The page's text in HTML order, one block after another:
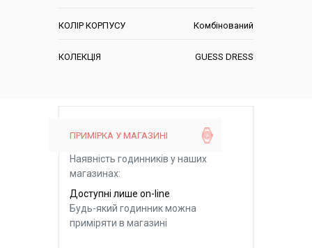
КОЛІР КОРПУСУ Комбінований
КОЛЕКЦІЯ GUESS DRESS
ПРИМІРКА У МАГАЗИНІ
Наявність годинників у наших
магазинах:
Доступні лише on-line
Будь-який годинник можна
приміряти в магазині